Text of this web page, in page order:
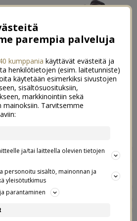
joululahjatoiveet
sanottuna tosi vaikeaa keksiä
kuitenkin jouluaattona on kiva
olla ainoa joka on ilman,
mieli. Mutta en voi odottaa
jos en osaa antaa
toiveille Joten pakko siis yrittää!
parempia palveluja
kumppania käyttävät evästeitä ja
henkilötietojen (esim. laitetunniste)
käytetään esimerkiksi sivustojen
sisältösuosituksiin,
markkinointiin sekä
mainoksiin. Tarvitsemme
ja/tai laitteella olevien tietojen
personoitu sisältö, mainonnan ja
yleisötutkimus
parantaminen